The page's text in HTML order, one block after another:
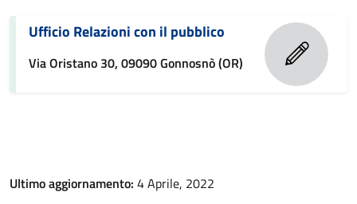
Ufficio Relazioni con il pubblico
Via Oristano 30, 09090 Gonnosnò (OR)
Ultimo aggiornamento: 4 Aprile, 2022